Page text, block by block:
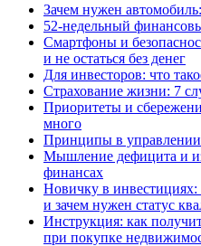
Зачем нужен
52-недельный
Смартфоны и
и не остаться без денег
Для инвесторов: что
Страхование жизни: 7
Приоритеты и
много
Принципы в
Мышление дефицита и
финансах
Новичку в инвестициях:
и зачем нужен статус
Инструкция: как
при покупке